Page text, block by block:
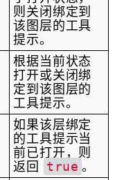
则关闭绑定到
该图层的工具
提示。
根据当前状态
打开或关闭绑
定到该图层的
工具提示。
如果该层绑定
的工具提示当
前已打开，则
返回
true 。